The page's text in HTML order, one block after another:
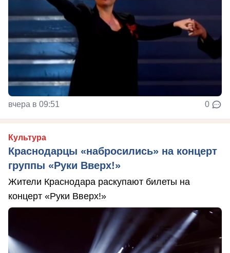
вчера в 09:51 0
Культура
Краснодарцы «набросились» на концерт
группы «Руки Вверх!»
Жители Краснодара раскупают билеты на
концерт «Руки Вверх!»